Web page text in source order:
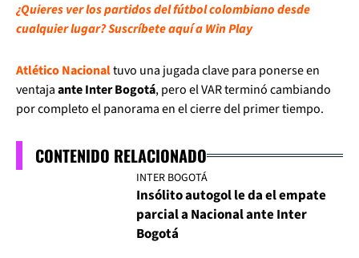
¿Quieres ver los partidos del fútbol colombiano desde
cualquier lugar? Suscríbete aquí a Win Play
Atlético Nacionaltuvo una jugada clave para ponerse en
ventajaante Inter Bogotá, pero el VAR terminó cambiando
por completo el panorama en el cierre del primer tiempo.
CONTENIDO RELACIONADO
INTER BOGOTÁ
Insólito autogol le da el empate
parcial a Nacional ante Inter
Bogotá